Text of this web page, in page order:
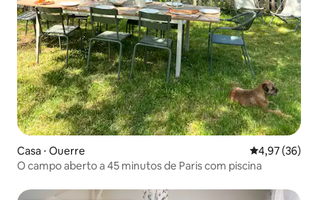
Casa ⋅ Ouerre 4,97 de uma
4,97 (36)
O campo aberto a 45 minutos de Paris com piscina